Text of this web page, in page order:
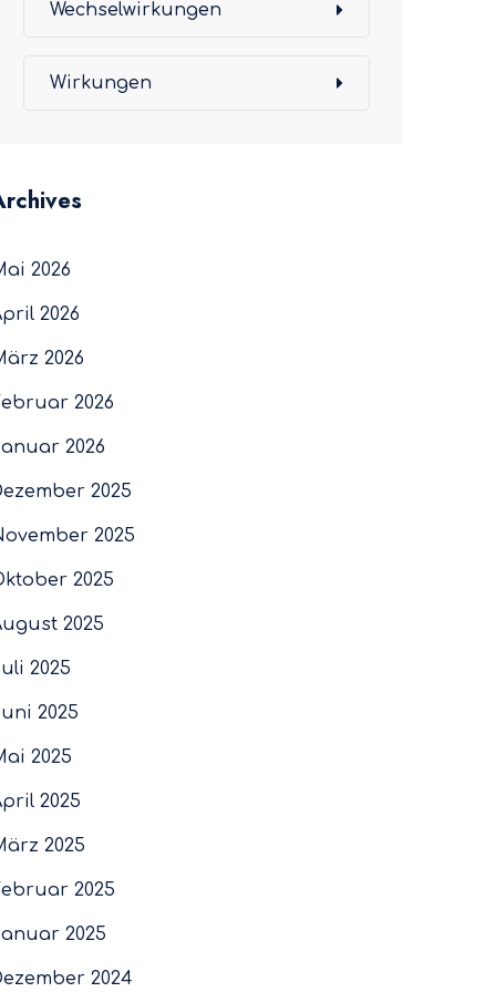
Wechselwirkungen
Wirkungen
2026
2026
2026
2026
2026
2025
2025
2025
2025
2025
2025
2025
2025
2025
2025
2025
2024